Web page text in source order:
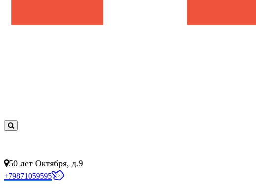
50 лет Октября, д.9
+79871059595